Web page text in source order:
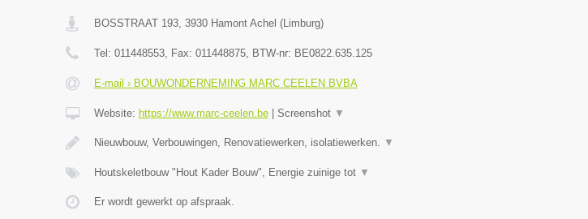
BOSSTRAAT 193, 3930 Hamont Achel (Limburg)
Tel: 011448553, Fax: 011448875, BTW-nr: BE0822.635.125
E-mail › BOUWONDERNEMING MARC CEELEN BVBA
Website: https://www.marc-ceelen.be| Screenshot ▼
Nieuwbouw, Verbouwingen, Renovatiewerken, isolatiewerken. ▼
Houtskeletbouw "Hout Kader Bouw", Energie zuinige tot ▼
Er wordt gewerkt op afspraak.